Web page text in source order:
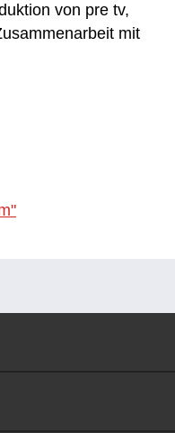
von pre tv,
mit